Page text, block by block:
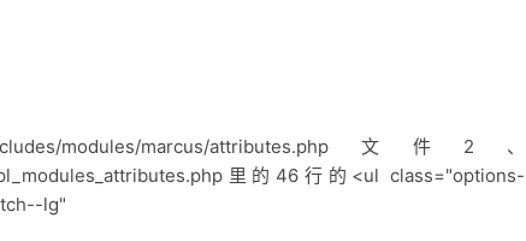
marcus/attributes.php文件2、
里的46行的<ul class="options-
lg"